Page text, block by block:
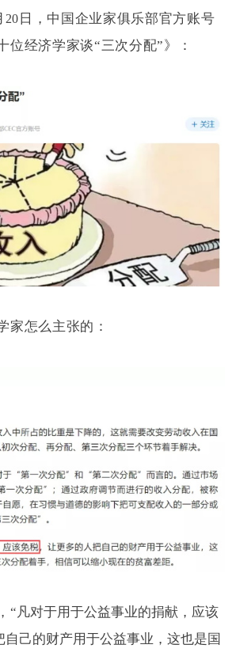
20 日，中国企业家俱乐部官方账号
位经济学家谈“三次分配”》：
家怎么主张的：
“ 凡对于用于公益事业的捐献，应该
己的财产用于公益事业，这也是国